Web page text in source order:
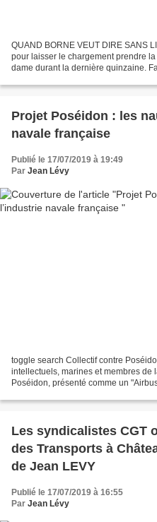
QUAND BORNE VEUT DIRE SANS
pour laisser le chargement prendre
dame durant la dernière quinzaine.
Projet Poséidon : les
navale française
Publié le 17/07/2019 à 19:49
Par Jean Lévy
toggle search Collectif contre
intellectuels, marines et membres
Poséidon, présenté comme un
Les syndicalistes CGT
des Transports à
de Jean LEVY
Publié le 17/07/2019 à 16:55
Par Jean Lévy